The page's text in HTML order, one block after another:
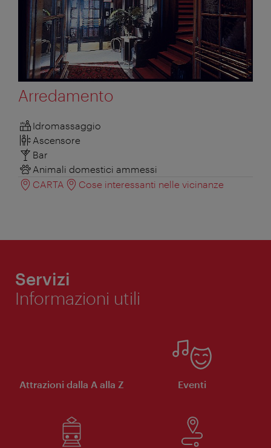
Arredamento
Idromassaggio
Ascensore
Bar
Animali domestici ammessi
CARTA
Cose interessanti nelle vicinanze
Servizi
Informazioni utili
Attrazioni dalla A alla Z Eventi